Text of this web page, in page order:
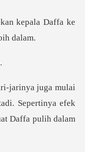
kepala Daffa ke
Sepertinya efek